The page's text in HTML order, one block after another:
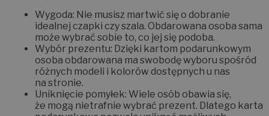
Wygoda: Nie musisz martwić się o dobranie
idealnej czapki czy szala. Obdarowana osoba sama
może wybrać sobie to, co jej się podoba.
Wybór prezentu: Dzięki kartom podarunkowym
osoba obdarowana ma swobodę wyboru spośród
różnych modeli i kolorów dostępnych u nas
na stronie.
Uniknięcie pomyłek: Wiele osób obawia się,
że mogą nietrafnie wybrać prezent. Dlatego karta